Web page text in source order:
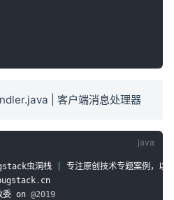
| 客户端消息处理器
虫洞栈
专注原创技术专题案例，以
. cn
委 on @2019